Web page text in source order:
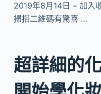
2019年8月14日 – 加入
掃描二維碼有驚喜 …
超詳細的